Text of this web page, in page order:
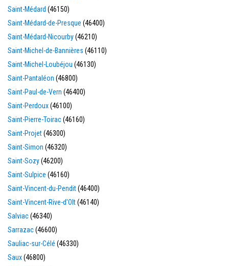
Saint-Médard (46150)
Saint-Médard-de-Presque (46400)
Saint-Médard-Nicourby(46210)
Saint-Michel-de-Bannières (46110)
Saint-Michel-Loubéjou (46130)
Saint-Pantaléon (46800)
Saint-Paul-de-Vern (46400)
Saint-Perdoux(46100)
Saint-Pierre-Toirac(46160)
Saint-Projet(46300)
Saint-Simon (46320)
Saint-Sozy(46200)
Saint-Sulpice (46160)
Saint-Vincent-du-Pendit(46400)
Saint-Vincent-Rive-d'Olt(46140)
Salviac(46340)
Sarrazac(46600)
Sauliac-sur-Célé (46330)
Saux(46800)